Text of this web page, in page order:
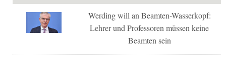
Werding will an Beamten-Wasserkopf:
Lehrer und Professoren müssen keine
Beamten sein